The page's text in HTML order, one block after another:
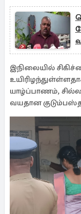
இநிலையில்
யாழ்ப்பாணம்,
வயதான